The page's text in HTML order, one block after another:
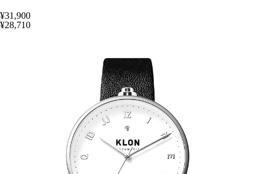
¥31,900
¥28,710